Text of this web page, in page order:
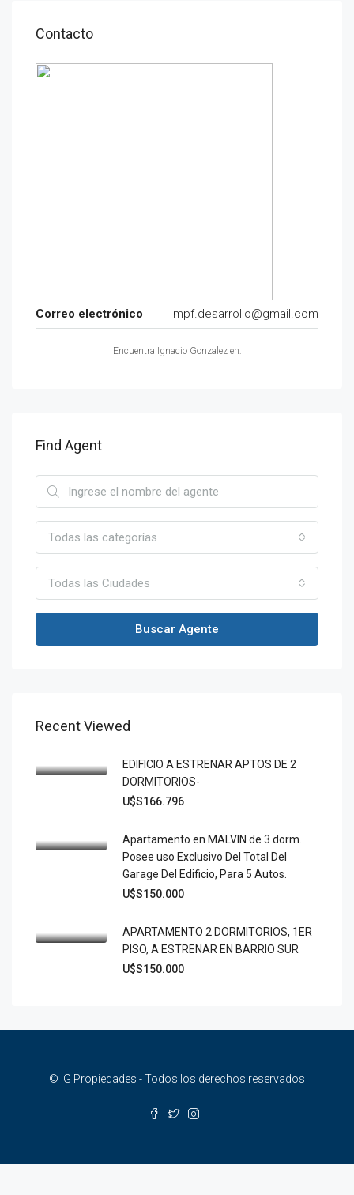
Contacto
Correo electrónico mpf.desarrollo@gmail.com
Encuentra Ignacio Gonzalez en:
Find Agent
Todas las categorías
Todas las Ciudades
Buscar Agente
Recent Viewed
EDIFICIO A ESTRENAR APTOS DE 2
DORMITORIOS-
U$S166.796
Apartamento en MALVIN de 3 dorm.
Posee uso Exclusivo Del Total Del
Garage Del Edificio, Para 5 Autos.
U$S150.000
APARTAMENTO 2 DORMITORIOS, 1ER
PISO, A ESTRENAR EN BARRIO SUR
U$S150.000
© IG Propiedades - Todos los derechos reservados